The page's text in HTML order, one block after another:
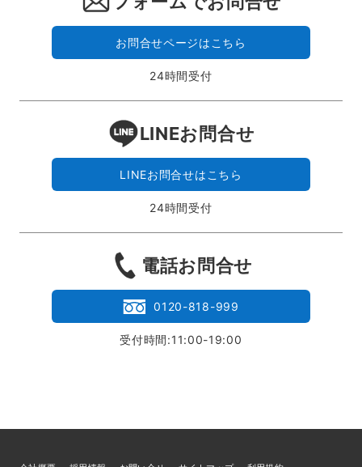
お問合せページはこちら
24時間受付
LINEお問合せ
LINEお問合せはこちら
24時間受付
電話お問合せ
0120-818-999
受付時間:11:00-19:00